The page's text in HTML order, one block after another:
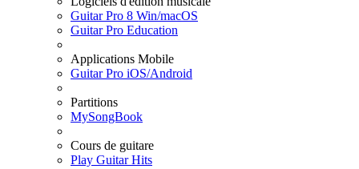
Guitar Pro 8 Win/macOS
Guitar Pro Education
Applications Mobile
Guitar Pro iOS/Android
Partitions
MySongBook
Cours de guitare
Play Guitar Hits